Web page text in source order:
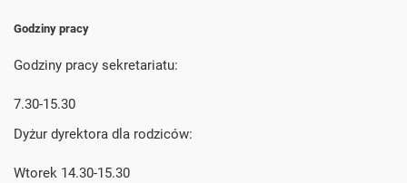
Godziny pracy
Godziny pracy sekretariatu:
7.30-15.30
Dyżur dyrektora dla rodziców:
Wtorek 14.30-15.30